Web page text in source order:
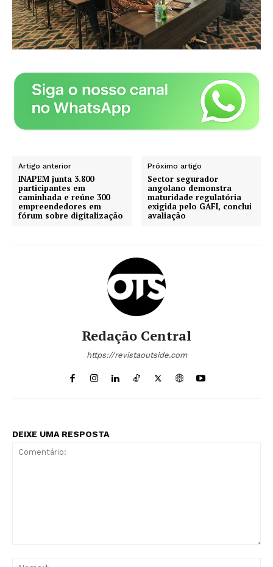
Artigo anterior
INAPEM junta 3.800
participantes em
caminhada e reúne 300
empreendedores em
fórum sobre digitalização
Próximo artigo
Sector segurador
angolano demonstra
maturidade regulatória
exigida pelo GAFI, conclui
avaliação
Redação Central
https://revistaoutside.com
DEIXE UMA RESPOSTA